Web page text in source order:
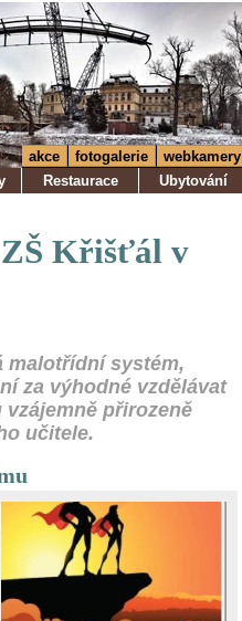
akce fotogalerie
webkamery
Restaurace Ubytování
ZŠ Křišťál v
malotřídní systém,
za výhodné vzdělávat
přirozeně
učitele.